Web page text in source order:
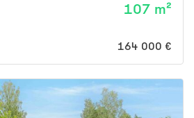
107 m²
164 000 €